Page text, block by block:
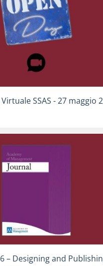
: SSAS - 27 maggio
:– Designing and